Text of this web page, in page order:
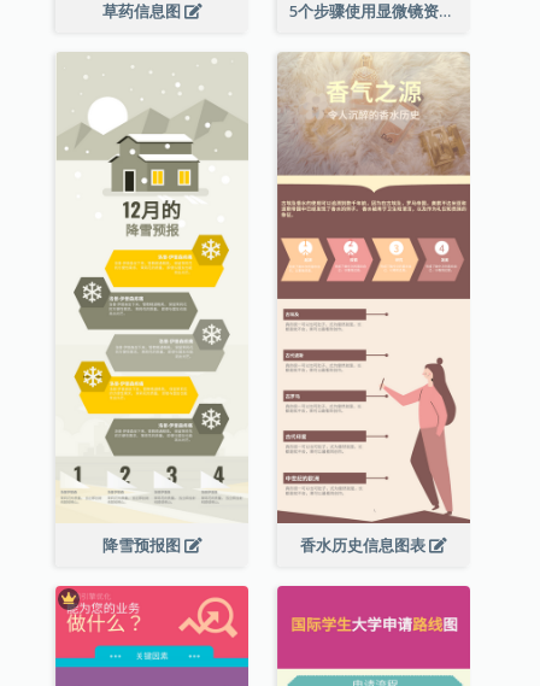
草药信息图 5个步骤使用显微镜资料图
降雪预报图 香水历史信息图表